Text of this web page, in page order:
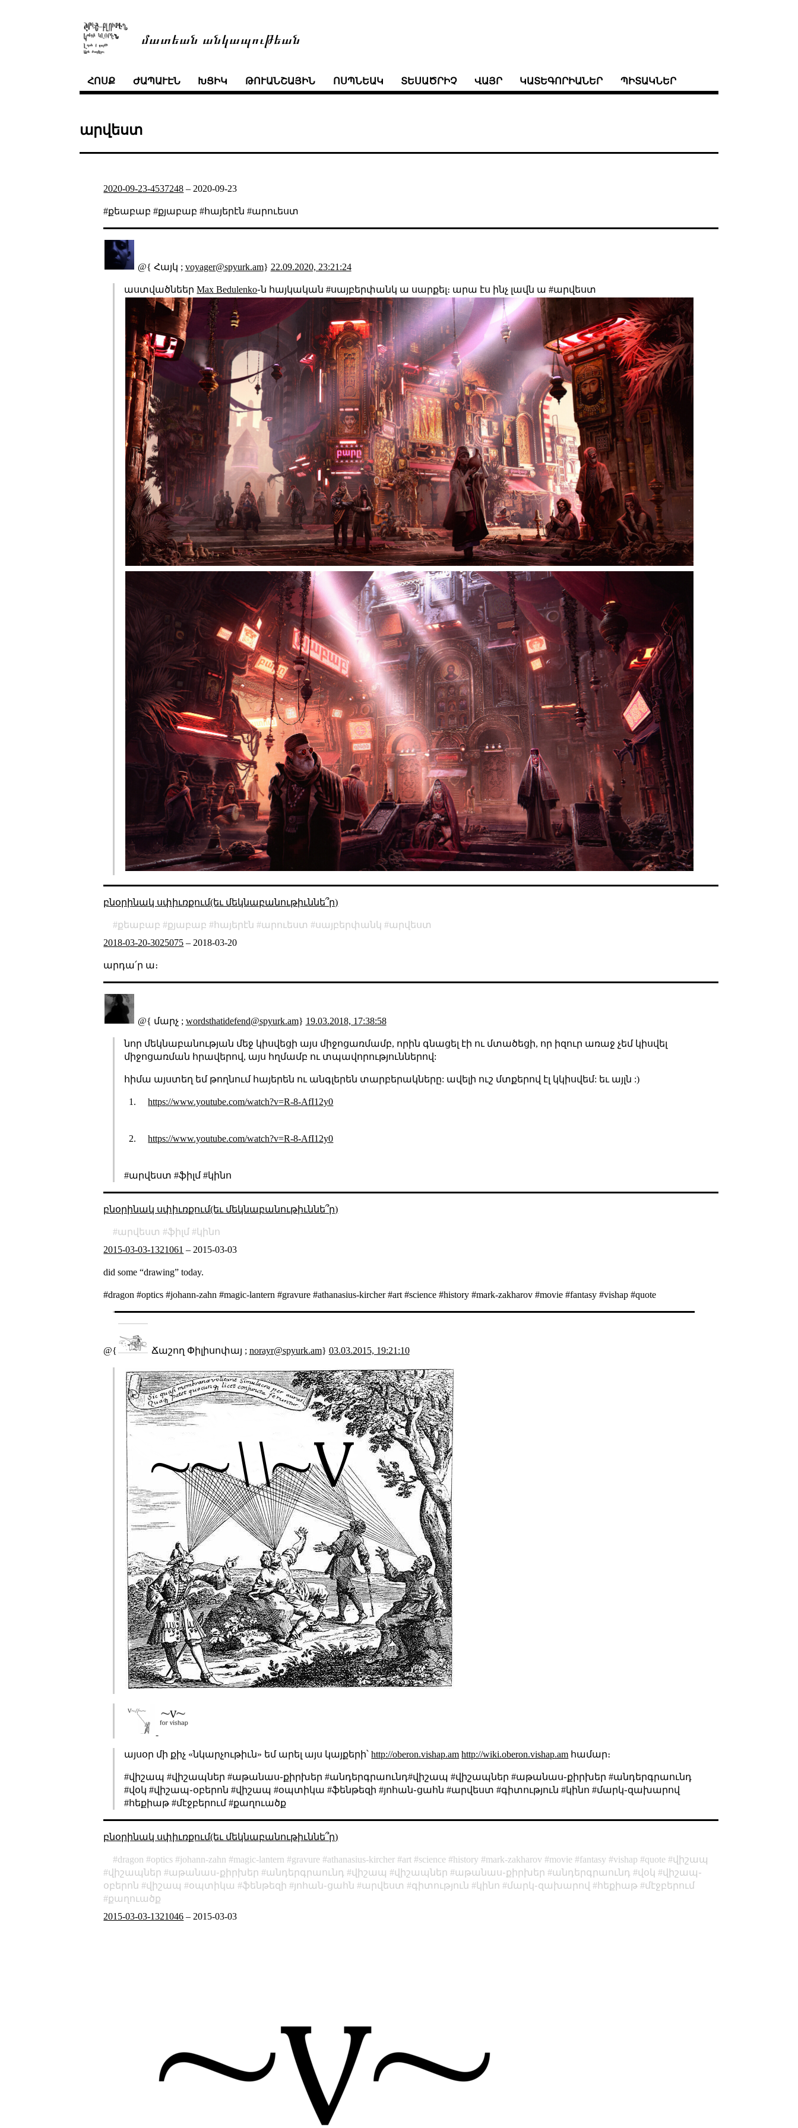
մատեան անկապութեան
ՀՈՍՔ ԺԱՊԱՒԷՆ ԽՑԻԿ ԹՈՒԱՆՇԱՅԻՆ ՈՍՊՆԵԱԿ ՏԵՍԱԾՐԻՉ ՎԱՅՐ ԿԱՏԵԳՈՐԻԱՆԵՐ ՊԻՏԱԿՆԵՐ
արվեստ
2020-09-23-4537248 – 2020-09-23
#քեաբաբ #քյաբաբ #հայերէն #արուեստ
@{ Հայկ ; voyager@spyurk.am} 22.09.2020, 23:21:24
աստվածնեերMax Bedulenko֊ն հայկական #սայբերփանկ ա սարքել։ արա էս ինչ լավն ա #արվեստ
բնօրինակ սփիւռքում(եւ մեկնաբանութիւննե՞ր)
քեաբաբ քյաբաբ հայերէն արուեստ սայբերփանկ
արվեստ
2018-03-20-3025075 – 2018-03-20
արդա՛ր ա։
@{ մարչ ; wordsthatidefend@spyurk.am} 19.03.2018, 17:38:58
նոր մեկնաբանության մեջ կիսվեցի այս միջոցառմամբ, որին գնացել էի ու մտածեցի, որ իզուր առաջ չեմ կիսվել
միջոցառման հրավերով, այս հղմամբ ու տպավորություններով:
հիմա այստեղ եմ թողնում հայերեն ու անգլերեն տարբերակները: ավելի ուշ մտքերով էլ կկիսվեմ: եւ այլն :)
https://www.youtube.com/watch?v=R-8-AfI12y0
https://www.youtube.com/watch?v=R-8-AfI12y0
#արվեստ #ֆիլմ #կինո
բնօրինակ սփիւռքում(եւ մեկնաբանութիւննե՞ր)
արվեստ ֆիլմ
կինո
2015-03-03-1321061 –2015-03-03
did some “drawing” today.
#dragon #optics #johann-zahn #magic-lantern #gravure #athanasius-kircher #art #science #history #mark-zakharov #movie #fantasy #vishap #quote
@{ Ճաշող Փիլիսոփայ ; norayr@spyurk.am} 03.03.2015, 19:21:10
այսօր մի քիչ «նկարչութիւն» եմ արել այս կայքերի՝http://oberon.vishap.am http://wiki.oberon.vishap.am համար։
#վիշապ #վիշապներ #աթանաս֊քիրխեր #անդերգրաունդ#վիշապ #վիշապներ #աթանաս֊քիրխեր #անդերգրաունդ
#վօկ #վիշապ֊օբերոն #վիշապ #օպտիկա #ֆենթեզի #յոհան֊ցահն #արվեստ #գիտություն #կինո #մարկ֊զախարով
#հեքիաթ #մէջբերում #քաղուածք
բնօրինակ սփիւռքում(եւ մեկնաբանութիւննե՞ր)
dragon optics johann-zahn magic-lantern gravure athanasius-kircher art science history mark-zakharov movie fantasy vishap quote
վիշապ
վիշապներ
աթանաս֊քիրխեր անդերգրաունդ վիշապ վիշապներ աթանաս֊քիրխեր անդերգրաունդ վօկ
վիշապ֊
օբերոն
վիշապ օպտիկա ֆենթեզի յոհան֊ցահն արվեստ գիտություն կինո մարկ֊զախարով հեքիաթ
մէջբերում
քաղուածք
2015-03-03-1321046 – 2015-03-03